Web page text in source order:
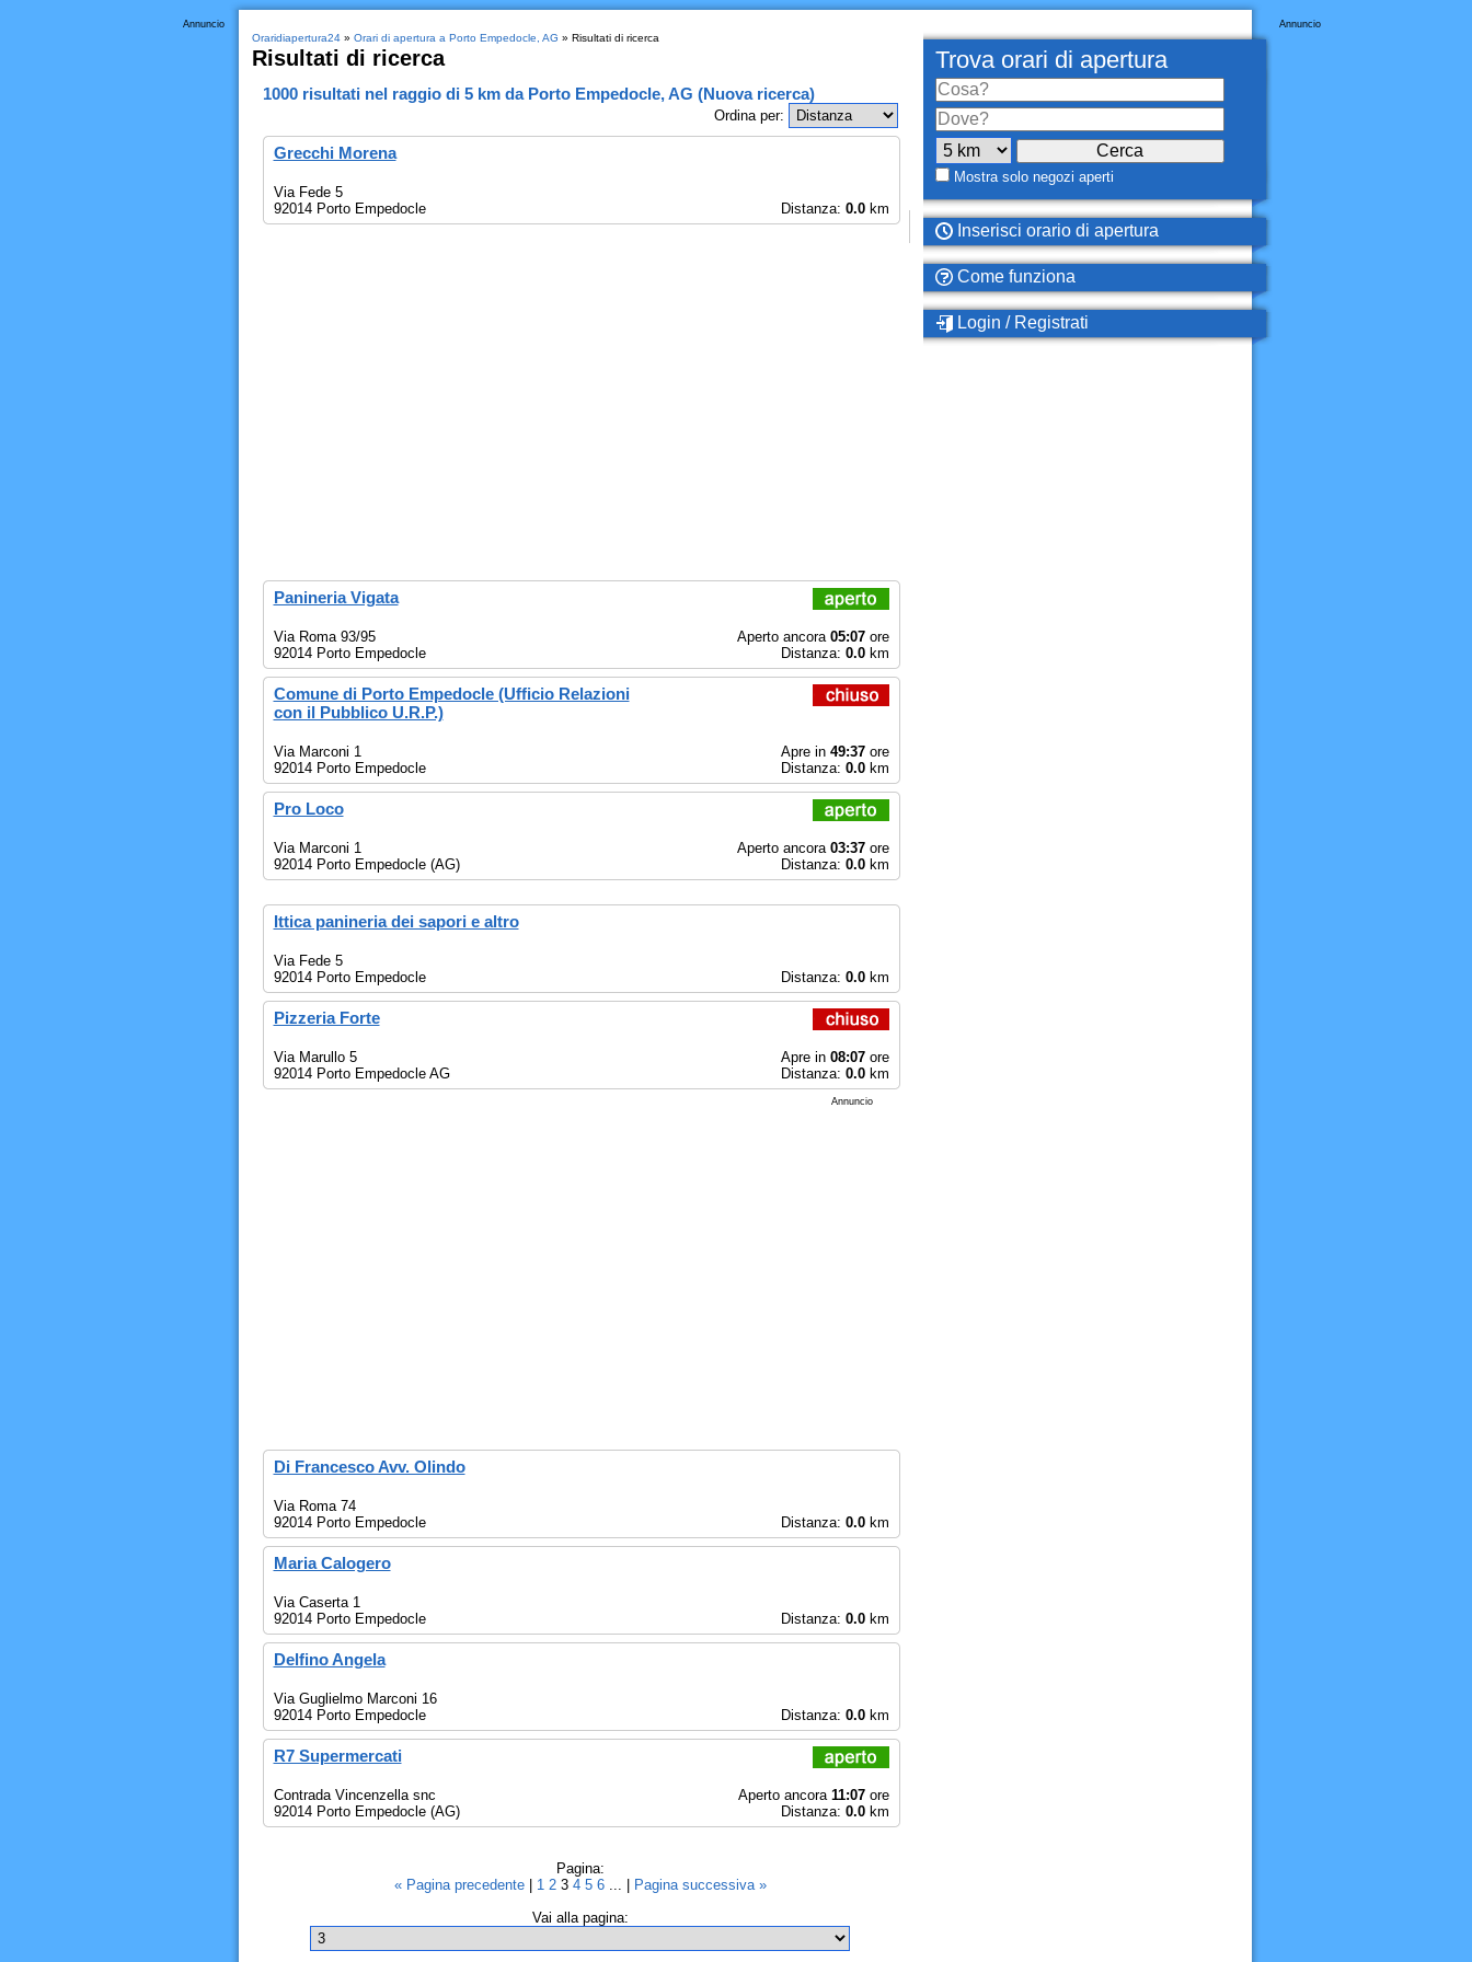
Annuncio
Oraridiapertura24» Orari di apertura a Porto Empedocle, AG » Risultati di ricerca
Risultati di ricerca
1000risultati nel raggio di 5 kmda Porto Empedocle, AG (Nuova ricerca)
Ordina per:
Grecchi Morena
Via Fede 5
92014 Porto Empedocle
Distanza: 0.0km
Panineria Vigata
Via Roma 93/95
92014 Porto Empedocle
Aperto ancora 05:07ore
Distanza: 0.0km
Comune di Porto Empedocle (Ufficio Relazioni
con il Pubblico U.R.P.)
Via Marconi 1
92014 Porto Empedocle
Apre in 49:37ore
Distanza: 0.0km
Pro Loco
Via Marconi 1
92014 Porto Empedocle (AG)
Aperto ancora 03:37ore
Distanza: 0.0km
Ittica panineria dei sapori e altro
Via Fede 5
92014 Porto Empedocle
Distanza: 0.0km
Pizzeria Forte
Via Marullo 5
92014 Porto Empedocle AG
Apre in 08:07ore
Distanza: 0.0km
Annuncio
Di Francesco Avv. Olindo
Via Roma 74
92014 Porto Empedocle
Distanza: 0.0km
Maria Calogero
Via Caserta 1
92014 Porto Empedocle
Distanza: 0.0km
Delfino Angela
Via Guglielmo Marconi 16
92014 Porto Empedocle
Distanza: 0.0km
R7 Supermercati
Contrada Vincenzella snc
92014 Porto Empedocle (AG)
Aperto ancora 11:07ore
Distanza: 0.0km
Pagina:
« Pagina precedente
1 2 3 4 5 6 ... |
Pagina successiva »
Vai alla pagina:
Annuncio
Trova orari di apertura
Mostra solo negozi aperti
Inserisci orario di apertura
Come funziona
Login / Registrati